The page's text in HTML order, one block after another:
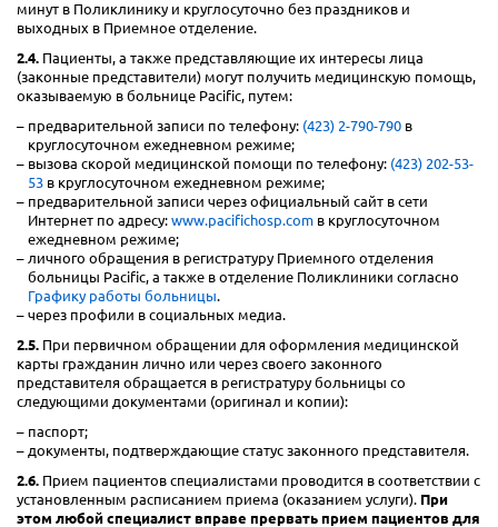
минут в Поликлинику и круглосуточно без праздников и
выходных в Приемное отделение.
2.4. Пациенты, а также представляющие их интересы лица
(законные представители) могут получить медицинскую помощь,
оказываемую в больнице Pacific, путем:
предварительной записи по телефону: (423) 2-790-790 в
круглосуточном ежедневном режиме;
вызова скорой медицинской помощи по телефону: (423) 202-53-
53 в круглосуточном ежедневном режиме;
предварительной записи через официальный сайт в сети
Интернет по адресу:www.pacifichosp.com в круглосуточном
ежедневном режиме;
личного обращения в регистратуру Приемного отделения
больницы Pacific, а также в отделение Поликлиники согласно
Графику работы больницы.
через профили в социальных медиа.
2.5. При первичном обращении для оформления медицинской
карты гражданин лично или через своего законного
представителя обращается в регистратуру больницы со
следующими документами (оригинал и копии):
паспорт;
документы, подтверждающие статус законного представителя.
2.6. Прием пациентов специалистами проводится в соответствии с
установленным расписанием приема (оказанием услуги). При
этом любой специалист вправе прервать прием пациентов для